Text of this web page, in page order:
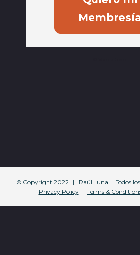
Membresía
Privacy Policy
  -
Terms &